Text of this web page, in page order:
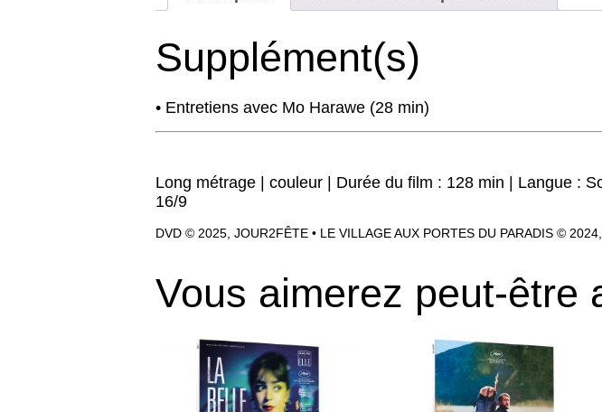
Supplément(s)
• Entretiens avec Mo Harawe (28 min)
Long métrage | couleur | Durée du film : 128 min | Langue :
16/9
DVD © 2025, JOUR2FÊTE • LE VILLAGE AUX PORTES DU PARADIS ©
Vous aimerez peut-être